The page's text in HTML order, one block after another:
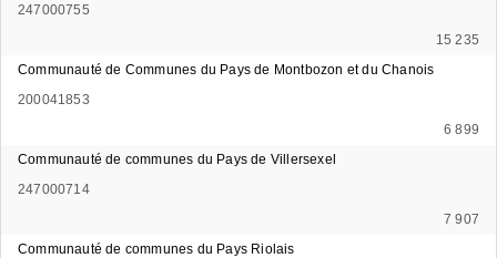
247000755
15 235
Communauté de Communes du Pays de Montbozon et du Chanois
200041853
6 899
Communauté de communes du Pays de Villersexel
247000714
7 907
Communauté de communes du Pays Riolais